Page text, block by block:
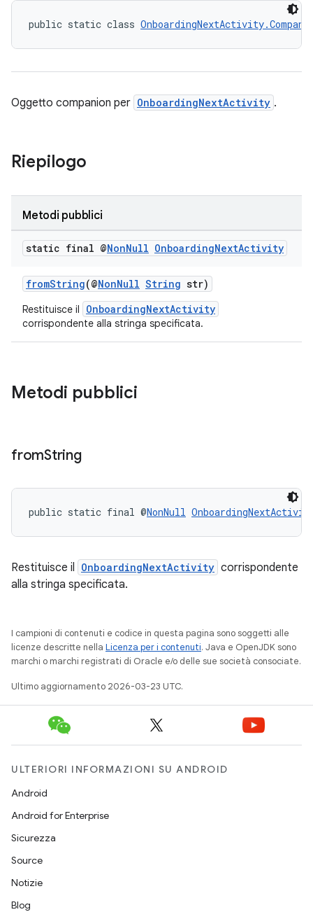
public static class
Oggetto companion per OnboardingNextActivity .
Riepilogo
Metodi pubblici
static final @NonNull OnboardingNextActivity
fromString(@NonNull String str)
Restituisce il OnboardingNextActivity
corrispondente alla stringa specificata.
Metodi pubblici
fromString
public static final @NonNull
Restituisce il OnboardingNextActivity corrispondente
alla stringa specificata.
I campioni di contenuti e codice in questa pagina sono soggetti alle
licenze descritte nella Licenza per i contenuti. Java e OpenJDK sono
marchi o marchi registrati di Oracle e/o delle sue società consociate.
Ultimo aggiornamento 2026-03-23 UTC.
ULTERIORI INFORMAZIONI SU ANDROID
Android
Android for Enterprise
Sicurezza
Source
Notizie
Blog